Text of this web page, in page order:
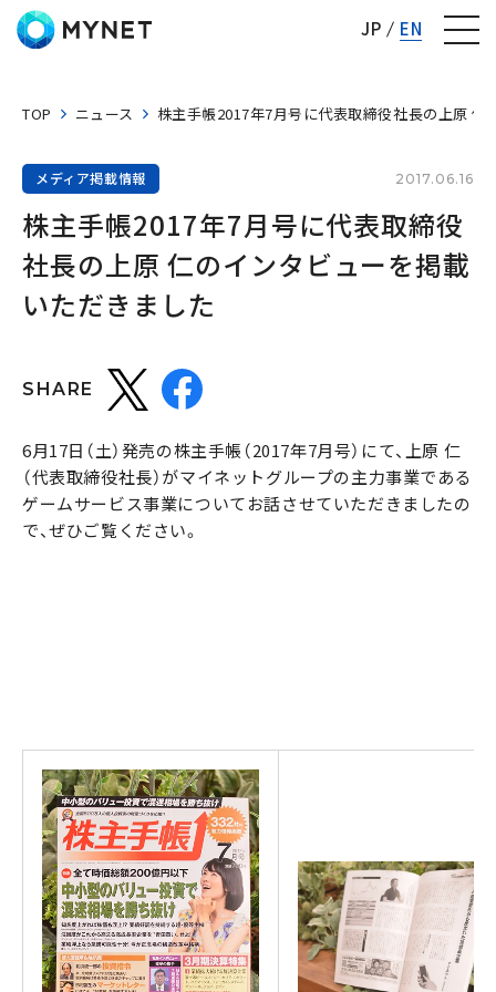
JP EN
TOP ニュース 株主手帳2017年7月号に代表取締役社長の上原
メディア掲載情報 2017.06.16
株主手帳2017年7月号に代表取締役
社長の上原 仁のインタビューを掲載
いただきました
SHARE
6月17日（土）発売の株主手帳（2017年7月号）にて、上原 仁
（代表取締役社長）がマイネットグループの主力事業である
ゲームサービス事業についてお話させていただきましたの
で、ぜひご覧ください。